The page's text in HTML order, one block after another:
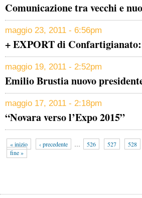
Comunicazione tra vecchi e
maggio 23, 2011 - 6:56pm
+ EXPORT di
maggio 19, 2011 - 2:52pm
Emilio Brustia nuovo
maggio 17, 2011 - 2:18pm
“Novara verso l’Expo 2015”
« inizio ‹ precedente … 526 527 528
fine »